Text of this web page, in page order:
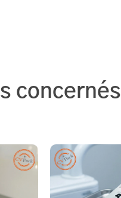
concernés